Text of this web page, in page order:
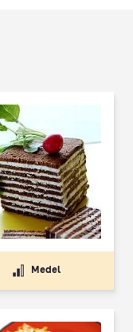
Medel